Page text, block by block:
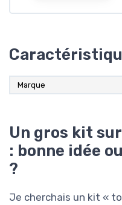
Marque
Un gros kit
: bonne idée
?
Je cherchais un kit «